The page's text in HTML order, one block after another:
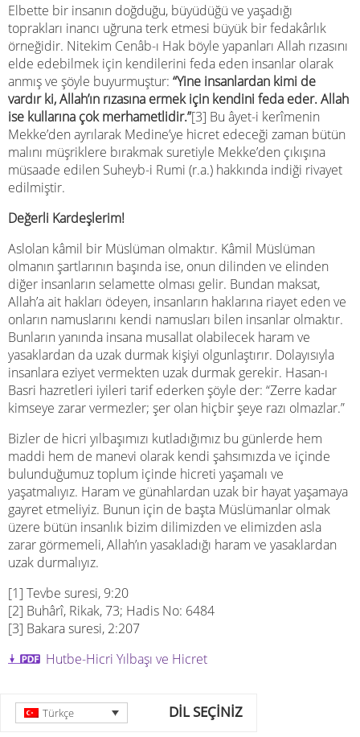
Elbette bir insanın doğduğu, büyüdüğü ve yaşadığı
toprakları inancı uğruna terk etmesi büyük bir fedakârlık
örneğidir. Nitekim Cenâb-ı Hak böyle yapanları Allah rızasını
elde edebilmek için kendilerini feda eden insanlar olarak
anmış ve şöyle buyurmuştur: “Yine insanlardan kimi de
vardır ki, Allah’ın rızasına ermek için kendini feda eder. Allah
ise kullarına çok merhametlidir.”[3] Bu âyet-i kerîmenin
Mekke’den ayrılarak Medine’ye hicret edeceği zaman bütün
malını müşriklere bırakmak suretiyle Mekke’den çıkışına
müsaade edilen Suheyb-i Rumi (r.a.) hakkında indiği rivayet
edilmiştir.
Değerli Kardeşlerim!
Aslolan kâmil bir Müslüman olmaktır. Kâmil Müslüman
olmanın şartlarının başında ise, onun dilinden ve elinden
diğer insanların selamette olması gelir. Bundan maksat,
Allah’a ait hakları ödeyen, insanların haklarına riayet eden ve
onların namuslarını kendi namusları bilen insanlar olmaktır.
Bunların yanında insana musallat olabilecek haram ve
yasaklardan da uzak durmak kişiyi olgunlaştırır. Dolayısıyla
insanlara eziyet vermekten uzak durmak gerekir. Hasan-ı
Basri hazretleri iyileri tarif ederken şöyle der: “Zerre kadar
kimseye zarar vermezler; şer olan hiçbir şeye razı olmazlar.”
Bizler de hicri yılbaşımızı kutladığımız bu günlerde hem
maddi hem de manevi olarak kendi şahsımızda ve içinde
bulunduğumuz toplum içinde hicreti yaşamalı ve
yaşatmalıyız. Haram ve günahlardan uzak bir hayat yaşamaya
gayret etmeliyiz. Bunun için de başta Müslümanlar olmak
üzere bütün insanlık bizim dilimizden ve elimizden asla
zarar görmemeli, Allah’ın yasakladığı haram ve yasaklardan
uzak durmalıyız.
[1] Tevbe suresi, 9:20
[2] Buhârî, Rikak, 73; Hadis No: 6484
[3] Bakara suresi, 2:207
Hutbe-Hicri Yılbaşı ve Hicret
DİL SEÇİNİZ
Türkçe